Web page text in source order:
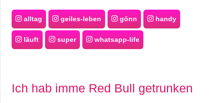
alltag geiles-leben gönn handy
läuft super whatsapp-life
Ich hab imme Red Bull getrunken